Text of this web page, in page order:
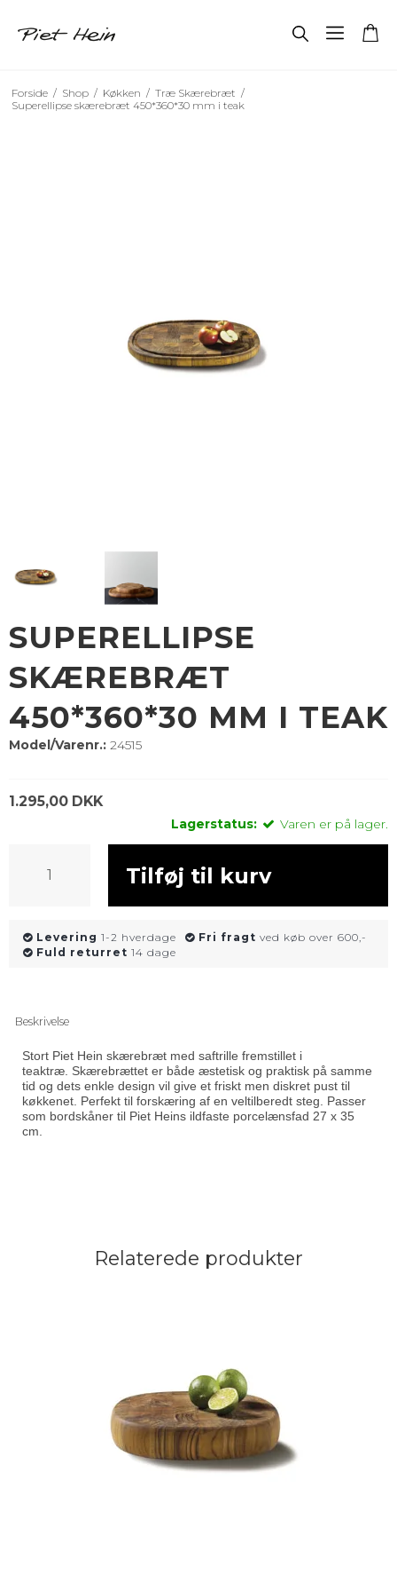
Forside / Shop / Køkken / Træ Skærebræt /
Superellipse skærebræt 450*360*30 mm i teak
SUPERELLIPSE
SKÆREBRÆT
450*360*30 MM I TEAK
Model/Varenr.: 24515
1.295,00 DKK
Lagerstatus: Varen er på lager.
Tilføj til kurv
Levering 1-2 hverdage Fri fragt ved køb over 600,-
Fuld returret 14 dage
Beskrivelse
Stort Piet Hein skærebræt med saftrille fremstillet i
teaktræ. Skærebrættet er både æstetisk og praktisk på samme
tid og dets enkle design vil give et friskt men diskret pust til
køkkenet. Perfekt til forskæring af en veltilberedt steg. Passer
som bordskåner til Piet Heins ildfaste porcelænsfad 27 x 35
cm.
Relaterede produkter